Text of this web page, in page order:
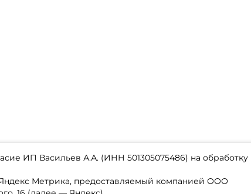
ИП Васильев А.А. (ИНН 501305075486) на обработку
Метрика, предоставляемый компанией ООО